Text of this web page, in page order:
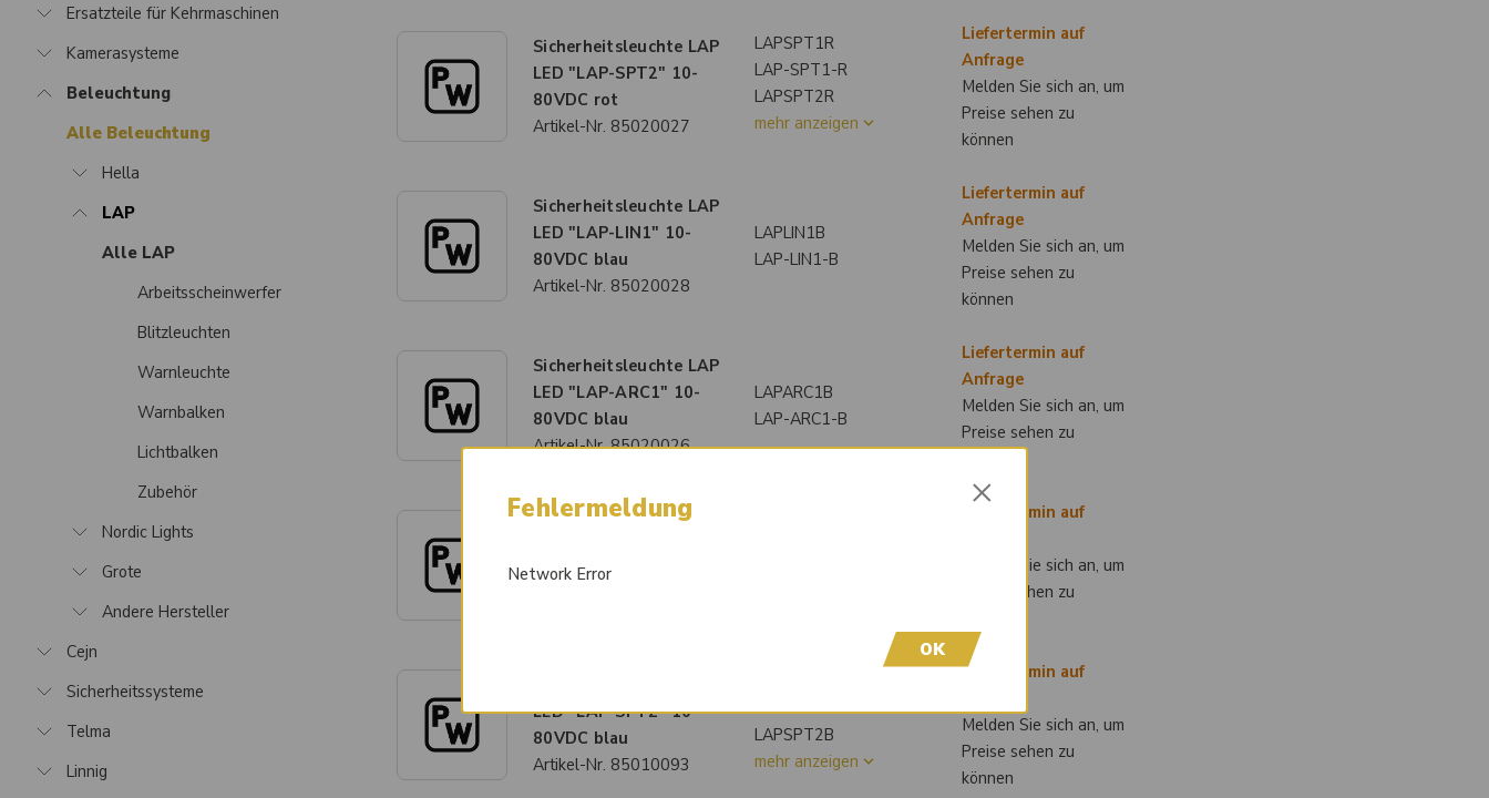
Ersatzteile für Kehrmaschinen
Kamerasysteme
Beleuchtung
Alle Beleuchtung
Hella
LAP
Alle LAP
Arbeitsscheinwerfer
Blitzleuchten
Warnleuchte
Warnbalken
Lichtbalken
Zubehör
Nordic Lights
Grote
Andere Hersteller
Cejn
Sicherheitssysteme
Telma
Linnig
Sicherheitsleuchte LAP
LED "LAP-SPT2" 10-
80VDC rot
Artikel-Nr. 85020027
LAPSPT1R
LAP-SPT1-R
LAPSPT2R
mehr anzeigen
Liefertermin auf
Anfrage
Melden Sie sich an, um
Preise sehen zu
können
Sicherheitsleuchte LAP
LED "LAP-LIN1" 10-
80VDC blau
Artikel-Nr. 85020028
LAPLIN1B
LAP-LIN1-B
Liefertermin auf
Anfrage
Melden Sie sich an, um
Preise sehen zu
können
Sicherheitsleuchte LAP
LED "LAP-ARC1" 10-
80VDC blau
Artikel-Nr.85020026
LAPARC1B
LAP-ARC1-B
Liefertermin auf
Anfrage
Melden Sie sich an, um
Preise sehen zu
Sicherheitsleuchte LAP
80VDC rot
Liefertermin auf
Melden Sie sich an, um
Preise sehen zu
LED "LAP-SPT2" 10-
80VDC blau
Artikel-Nr. 85010093
LAP-SPT1-B
LAPSPT2B
mehr anzeigen
Liefertermin auf
Melden Sie sich an, um
Preise sehen zu
können
Fehlermeldung ×
Network Error
OK